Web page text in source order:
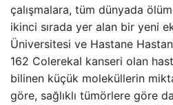
çalışmalara, tüm dünyada
ikinci sırada yer alan bir yeni
Üniversitesi ve Hastane
162 Colerekal kanseri olan
bilinen küçük moleküllerin
göre, sağlıklı tümörlere göre